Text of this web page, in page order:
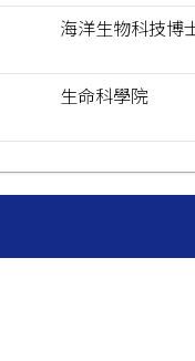
海洋生物科技博
生命科學院